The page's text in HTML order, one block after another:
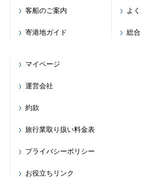
客船のご案内
寄港地ガイド
よ
総
マイページ
運営会社
約款
旅行業取り扱い料金表
プライバシーポリシー
お役立ちリンク